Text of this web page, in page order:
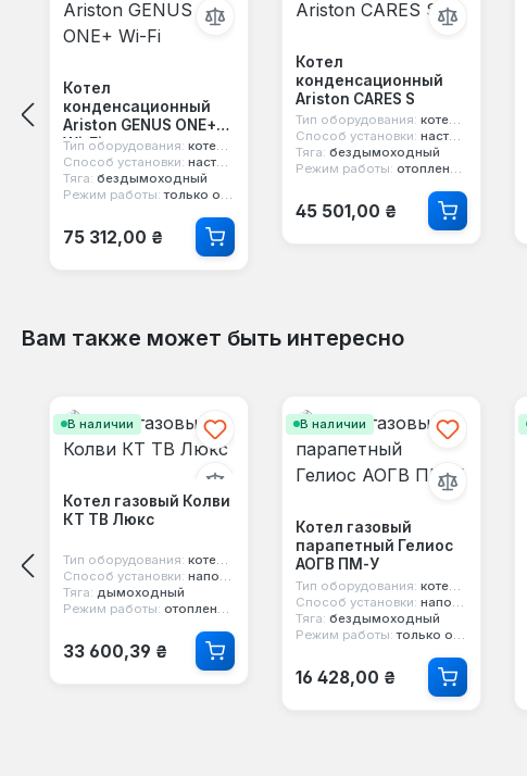
Котел
конденсационный
Ariston GENUS ONE+
Wi-Fi
Тип оборудования: котел конденсационный
Способ установки: настенный
Тяга: бездымоходный
Режим работы: только отопление
Обычная цена:
75 312,00 ₴
Котел
конденсационный
Ariston CARES S
Тип оборудования: котел конденсационный
Способ установки: настенный
Тяга: бездымоходный
Режим работы: отопление и горячая вода
Обычная цена:
45 501,00 ₴
Вам также может быть интересно
В наличии
Котел газовый Колви
КТ TB Люкс
Тип оборудования: котел газовый
Способ установки: напольный
Тяга: дымоходный
Режим работы: отопление и горячая вода
Обычная цена:
33 600,39 ₴
В наличии
Котел газовый
парапетный Гелиос
АОГВ ПМ-У
Тип оборудования: котел парапетный
Способ установки: напольный
Тяга: бездымоходный
Режим работы: только отопление
Обычная цена:
16 428,00 ₴